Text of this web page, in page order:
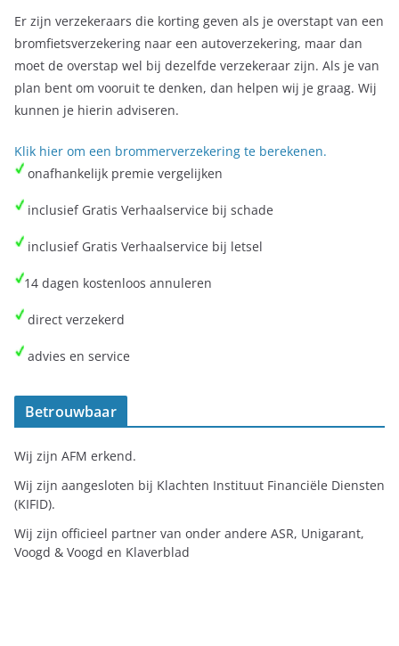
Er zijn verzekeraars die korting geven als je overstapt van een
bromfietsverzekering naar een autoverzekering, maar dan
moet de overstap wel bij dezelfde verzekeraar zijn. Als je van
plan bent om vooruit te denken, dan helpen wij je graag. Wij
kunnen je hierin adviseren.
Klik hier om een brommerverzekering te berekenen.
onafhankelijk premie vergelijken
inclusief Gratis Verhaalservice bij schade
inclusief Gratis Verhaalservice bij letsel
14 dagen kostenloos annuleren
direct verzekerd
advies en service
Betrouwbaar
Wij zijn AFM erkend.
Wij zijn aangesloten bij Klachten Instituut Financiële Diensten
(KIFID).
Wij zijn officieel partner van onder andere ASR, Unigarant,
Voogd & Voogd en Klaverblad